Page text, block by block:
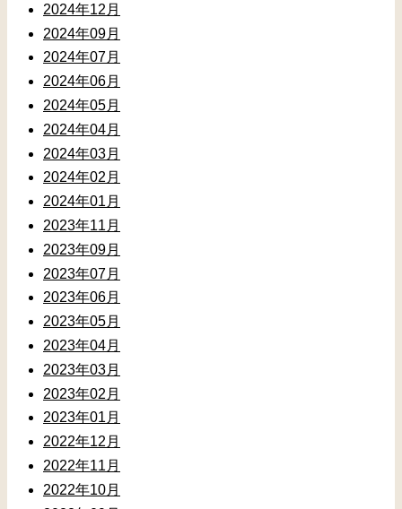
2024年12月
2024年09月
2024年07月
2024年06月
2024年05月
2024年04月
2024年03月
2024年02月
2024年01月
2023年11月
2023年09月
2023年07月
2023年06月
2023年05月
2023年04月
2023年03月
2023年02月
2023年01月
2022年12月
2022年11月
2022年10月